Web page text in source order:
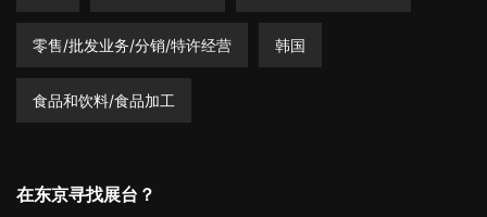
零售/批发业务/分销/特许经营 韩国
食品和饮料/食品加工
在东京寻找展台？